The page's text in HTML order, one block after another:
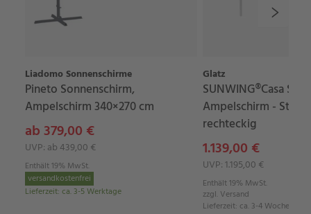
Liadomo Sonnenschirme
Pineto Sonnenschirm,
Ampelschirm 340×270 cm
ab 379,00 €
UVP: ab 439,00 €
Enthält 19% MwSt.
versandkostenfrei
Lieferzeit: ca. 3-5 Werktage
Glatz
SUNWING®Casa
Ampelschirm -
rechteckig
1.139,00 €
UVP: 1.195,00 €
Enthält 19% MwSt.
zzgl. Versand
Lieferzeit: ca. 3-4 Wochen